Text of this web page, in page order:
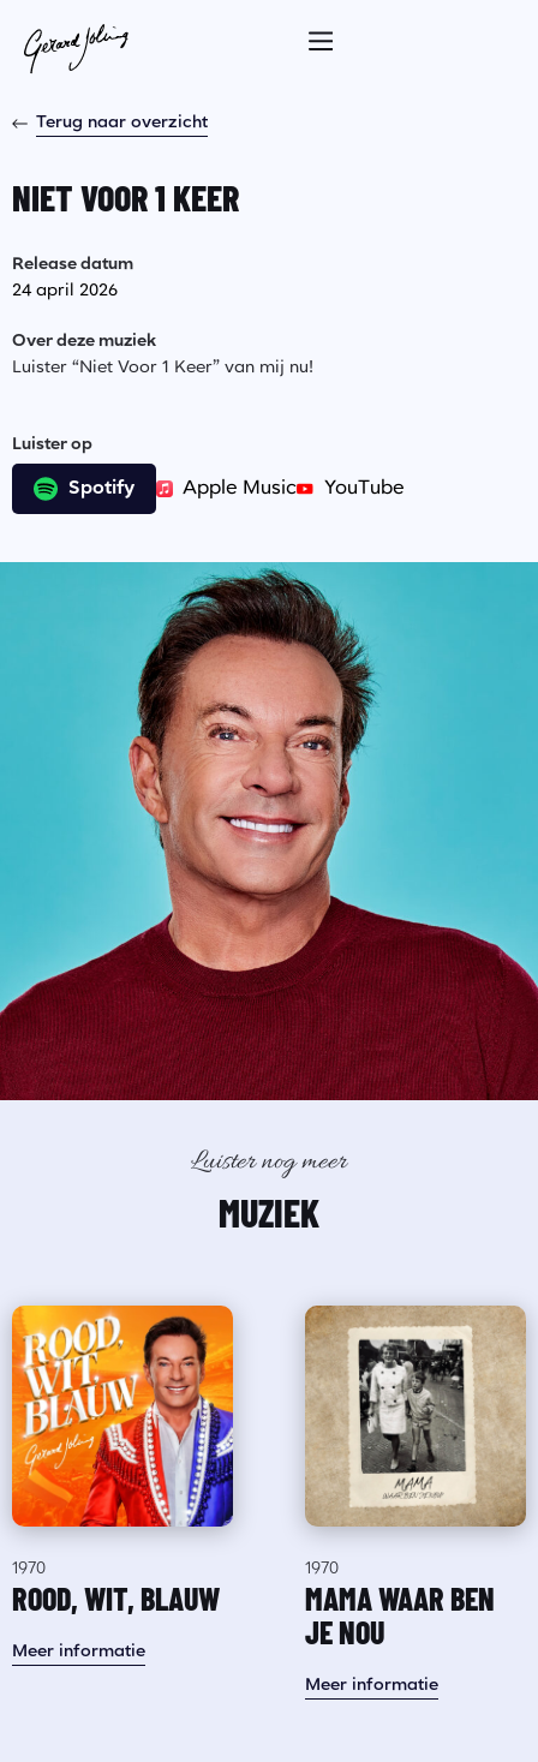
Terug naar overzicht
NIET VOOR 1 KEER
Release datum
24 april 2026
Over deze muziek
Luister “Niet Voor 1 Keer” van mij nu!
Luister op
Spotify Apple Music YouTube
Luister nog meer
MUZIEK
1970
ROOD, WIT, BLAUW
Meer informatie
1970
MAMA WAAR BEN
JE NOU
Meer informatie